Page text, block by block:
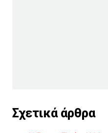
Σχετικά άρθρα